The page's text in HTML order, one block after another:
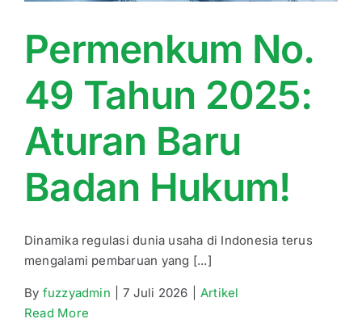
Permenkum No.
49 Tahun 2025:
Aturan Baru
Badan Hukum!
Dinamika regulasi dunia usaha di Indonesia terus
mengalami pembaruan yang [...]
By fuzzyadmin 7 Juli 2026
Artikel
Read More